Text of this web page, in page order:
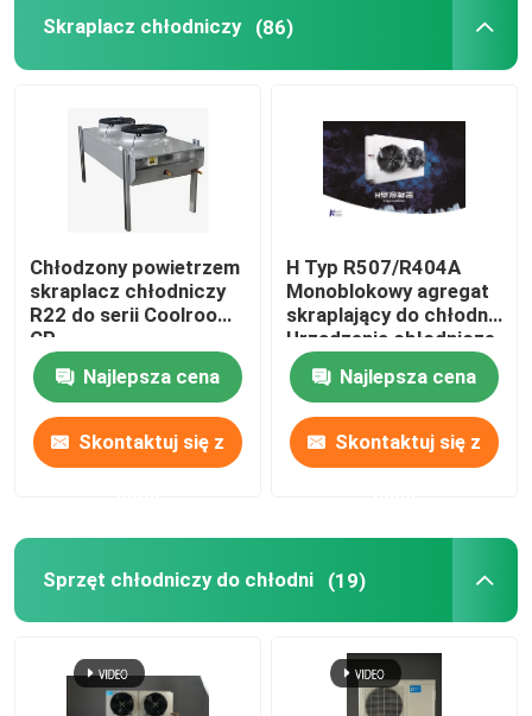
Przewiń agregat skraplający
Poziomy odbiornik cieczy
Skraplacz chłodniczy (86)
Chłodzony powietrzem
skraplacz chłodniczy
R22 do serii Coolroom
CP
Najlepsza cena
Skontaktuj się z
H Typ R507/R404A
Monoblokowy agregat
skraplający do chłodni
Urządzenia chłodnicze
Najlepsza cena
Skontaktuj się z
Sprzęt chłodniczy do chłodni (19)